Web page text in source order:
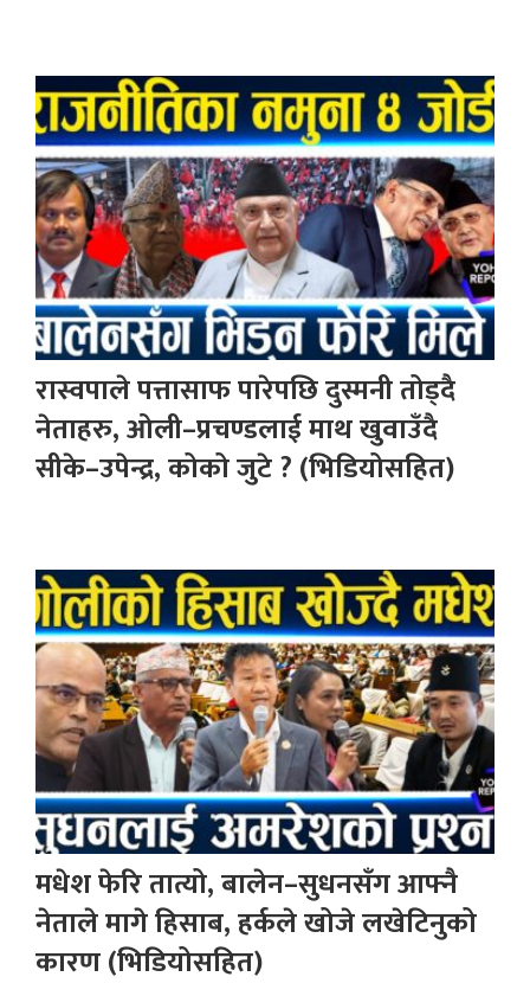
रास्वपाले पत्तासाफ पारेपछि दुस्मनी तोड्दै
नेताहरु, ओली–प्रचण्डलाई माथ खुवाउँदै
सीके–उपेन्द्र, कोको जुटे ? (भिडियोसहित)
मधेश फेरि तात्यो, बालेन–सुधनसँग आफ्नै
नेताले मागे हिसाब, हर्कले खोजे लखेटिनुको
कारण (भिडियोसहित)